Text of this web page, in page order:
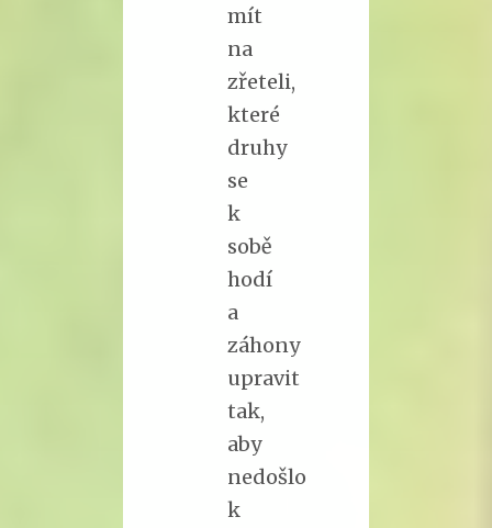
mít
na
zřeteli,
které
druhy
se
k
sobě
hodí
a
záhony
upravit
tak,
aby
nedošlo
k